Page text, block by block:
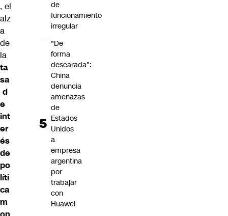
, el
alz
a
de
la
ta
sa
d
e
int
er
és
de
po
líti
ca
m
de
funcionamiento
irregular
"De
forma
descarada":
China
denuncia
amenazas
de
Estados
Unidos
a
empresa
argentina
por
trabajar
con
Huawei